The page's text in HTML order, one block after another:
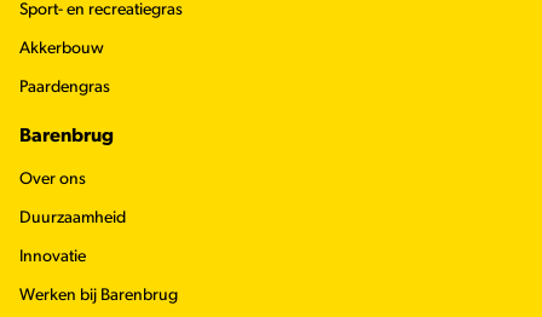
Sport- en recreatiegras
Akkerbouw
Paardengras
Barenbrug
Over ons
Duurzaamheid
Innovatie
Werken bij Barenbrug